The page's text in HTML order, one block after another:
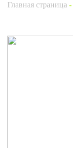
Главная страница -